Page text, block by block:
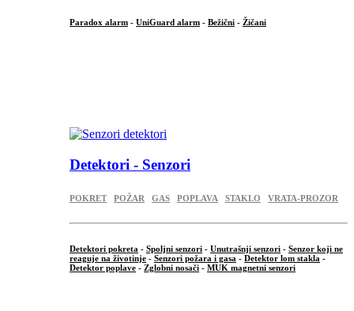
Paradox alarm - UniGuard alarm - Bežični - Žičani
Detektori - Senzori
POKRET POŽAR GAS POPLAVA STAKLO VRATA-PROZOR
Detektori pokreta - Spoljni senzori - Unutrašnji senzori - Senzor koji ne
reaguje na životinje - Senzori požara i gasa - Detektor lom stakla -
Detektor poplave - Zglobni nosači - MUK magnetni senzori